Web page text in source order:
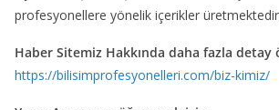
profesyonellere yönelik içerikler
Haber Sitemiz Hakkında daha fazla detay
https://bilisimprofesyonelleri.com/biz-kimiz/